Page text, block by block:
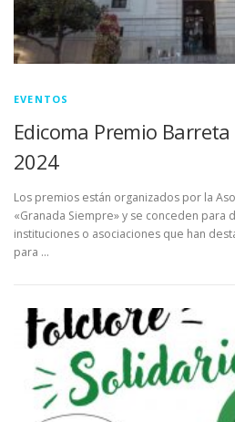
EVENTOS
Edicoma Premio
2024
Los premios están organizados por la
«Granada Siempre» y se conceden para
instituciones o asociaciones que han
para …